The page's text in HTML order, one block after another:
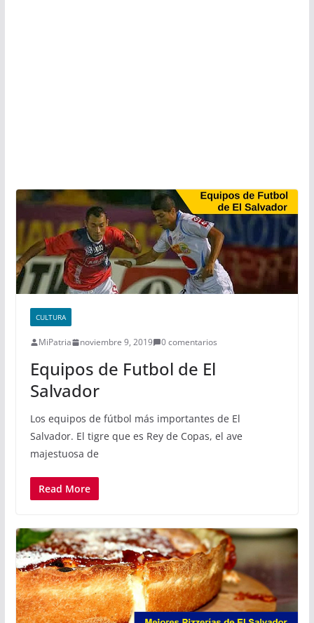
CULTURA
MiPatria noviembre 9, 2019 0 comentarios
Equipos de Futbol de El
Salvador
Los equipos de fútbol más importantes de El
Salvador. El tigre que es Rey de Copas, el ave
majestuosa de
Read More